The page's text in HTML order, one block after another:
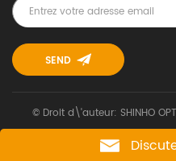
© Droit d\'auteur: SHINHO